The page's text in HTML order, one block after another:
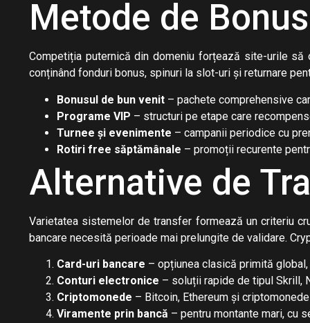
Metode de
Competiția puternică din domeniu forțează site-urile
conținând fonduri bonus, spinuri la slot-uri și returnare
Bonusul de bun venit – pachete comprehensive
Programe VIP – structuri pe etape care
Turnee și evenimente – campanii periodice cu
Rotiri free săptămânale – promoții recurente
Alternative de
Varietatea sistemelor de transfer formează un criteriu
bancare necesită perioade mai prelungite de validare.
Card-uri bancare – opțiunea clasică primită
Conturi electronice – soluții rapide de tipul Skrill,
Criptomonede – Bitcoin, Ethereum și
Viramente prin bancă – pentru montante mari, cu